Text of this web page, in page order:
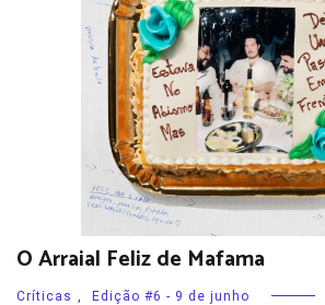
O Arraial Feliz de Mafama
Críticas , Edição #6 - 9 de junho